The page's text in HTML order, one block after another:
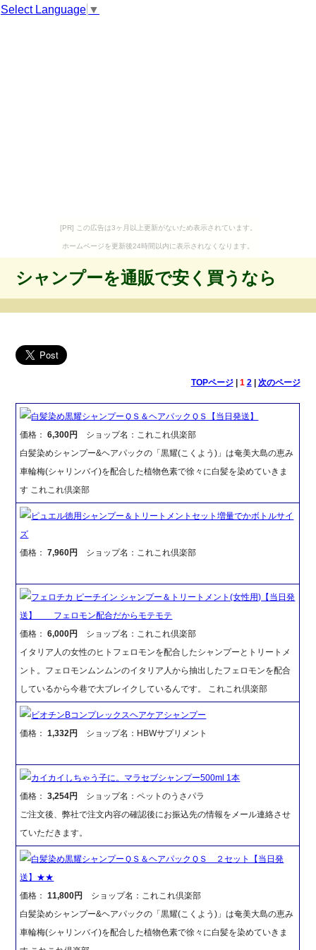
Select Language ▼
[PR] この広告は3ヶ月以上更新がないため表示されています。
ホームページを更新後24時間以内に表示されなくなります。
シャンプーを通販で安く買うなら
TOPページ| 1 2| 次のページ
白髪染め黒耀シャンプーＱＳ＆ヘアパックＱＳ【当日発送】
価格：6,300円
ショップ名：これこれ倶楽部
白髪染めシャンプー&ヘアパックの「黒耀(こくよう)」は奄美大島の恵み
車輪梅(シャリンバイ)を配合した植物色素で徐々に白髪を染めていきま
す これこれ倶楽部
ピュエル徳用シャンプー＆トリートメントセット増量でかボトルサイ
ズ
価格：7,960円 ショップ名：これこれ倶楽部
フェロチカ ピーチイン シャンプー＆トリートメント(女性用)【当日発
送】 フェロモン配合だからモテモテ
価格：6,000円
ショップ名：これこれ倶楽部
イタリア人の女性のヒトフェロモンを配合したシャンプーとトリートメ
ント。フェロモンムンムンのイタリア人から抽出したフェロモンを配合
しているから今巷で大ブレイクしているんです。 これこれ倶楽部
ビオチンBコンプレックスヘアケアシャンプー
価格：1,332円 ショップ名：HBWサプリメント
カイカイしちゃう子に。マラセブシャンプー500ml 1本
価格：3,254円
ショップ名：ペットのうさパラ
ご注文後、弊社で注文内容の確認後にお振込先の情報をメール連絡させ
ていただきます。
白髪染め黒耀シャンプーＱＳ＆ヘアパックＱＳ ２セット【当日発
送】★★
価格：11,800円
ショップ名：これこれ倶楽部
白髪染めシャンプー&ヘアパックの「黒耀(こくよう)」は奄美大島の恵み
車輪梅(シャリンバイ)を配合した植物色素で徐々に白髪を染めていきま